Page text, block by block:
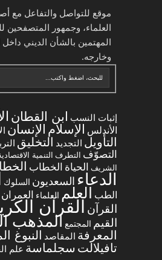
موقع للتواصل والتفاعل مع
العلماء، وجمهور المتصفحين
المهتمين بالشأن الديني
وخارجه.
إثبات النسب ابن القطان
الأندلس الإسلام الإنسان
التأويل التجديد التخليق
التصوّف التطرف التنمية
الشريف
الحياة الخطاب
الدعاء السعديون السلوك
الطب العلم العلماء العمران
القرآن القرآن
القيم المجتمع المذهب
المعرفة المقاصد النبوغ
تافيلالت سجلماسة علم